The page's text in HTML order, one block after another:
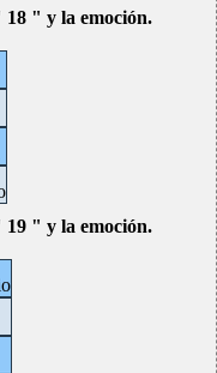
" y la emoción.
" y la emoción.